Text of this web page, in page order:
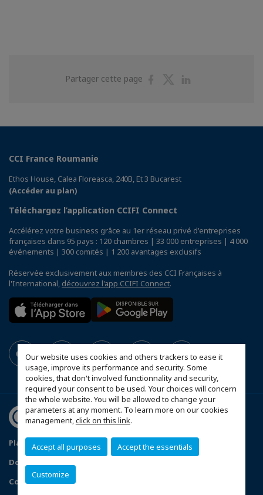
Our website uses cookies and others trackers to ease it
usage, improve its performance and security. Some
cookies, that don't involved functionnality and security,
required your consent to be used. Your choices will concern
the whole website. You will be allowed to change your
parameters at any moment. To learn more on our cookies
management,click on this link.
Accept all purposes Accept the essentials
Customize
Partager cette page
PartagerPartager
CCI France Roumanie
Ethos House, Calea Floreasca, 240B, Et 3 Bucarest
(Accéder au plan)
Téléchargez l’application CCIFI Connect
Accélérez votre business grâce au 1er réseau privé d'entreprises
françaises dans 95 pays : 120 chambres | 33 000 entreprises | 4 000
événements | 300 comités | 1 200 avantages exclusifs
Réservée exclusivement aux membres des CCI Françaises à
l'International, découvrez l'app CCIFI Connect.
Plan du site Statut CCIFER
Mentions légales
Données personnelles
Configurer vos préférences cookies